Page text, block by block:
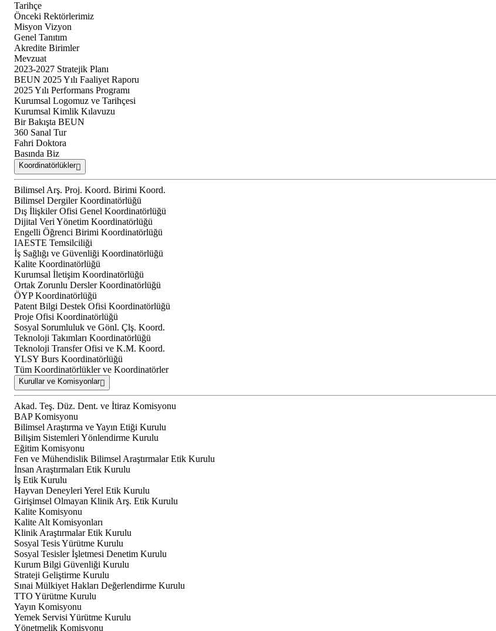
Tarihçe
Önceki Rektörlerimiz
Misyon Vizyon
Genel Tanıtım
Akredite Birimler
Mevzuat
2023-2027 Stratejik Planı
BEUN 2025 Yılı Faaliyet Raporu
2025 Yılı Performans Programı
Kurumsal Logomuz ve Tarihçesi
Kurumsal Kimlik Kılavuzu
Bir Bakışta BEUN
360 Sanal Tur
Fahri Doktora
Basında Biz
Koordinatörlükler
Bilimsel Arş. Proj. Koord. Birimi Koord.
Bilimsel Dergiler Koordinatörlüğü
Dış İlişkiler Ofisi Genel Koordinatörlüğü
Dijital Veri Yönetim Koordinatörlüğü
Engelli Öğrenci Birimi Koordinatörlüğü
IAESTE Temsilciliği
İş Sağlığı ve Güvenliği Koordinatörlüğü
Kalite Koordinatörlüğü
Kurumsal İletişim Koordinatörlüğü
Ortak Zorunlu Dersler Koordinatörlüğü
ÖYP Koordinatörlüğü
Patent Bilgi Destek Ofisi Koordinatörlüğü
Proje Ofisi Koordinatörlüğü
Sosyal Sorumluluk ve Gönl. Çlş. Koord.
Teknoloji Takımları Koordinatörlüğü
Teknoloji Transfer Ofisi ve K.M. Koord.
YLSY Burs Koordinatörlüğü
Tüm Koordinatörlükler ve Koordinatörler
Kurullar ve Komisyonlar
Akad. Teş. Düz. Dent. ve İtiraz Komisyonu
BAP Komisyonu
Bilimsel Araştırma ve Yayın Etiği Kurulu
Bilişim Sistemleri Yönlendirme Kurulu
Eğitim Komisyonu
Fen ve Mühendislik Bilimsel Araştırmalar Etik Kurulu
İnsan Araştırmaları Etik Kurulu
İş Etik Kurulu
Hayvan Deneyleri Yerel Etik Kurulu
Girişimsel Olmayan Klinik Arş. Etik Kurulu
Kalite Komisyonu
Kalite Alt Komisyonları
Klinik Araştırmalar Etik Kurulu
Sosyal Tesis Yürütme Kurulu
Sosyal Tesisler İşletmesi Denetim Kurulu
Kurum Bilgi Güvenliği Kurulu
Strateji Geliştirme Kurulu
Sınai Mülkiyet Hakları Değerlendirme Kurulu
TTO Yürütme Kurulu
Yayın Komisyonu
Yemek Servisi Yürütme Kurulu
Yönetmelik Komisyonu